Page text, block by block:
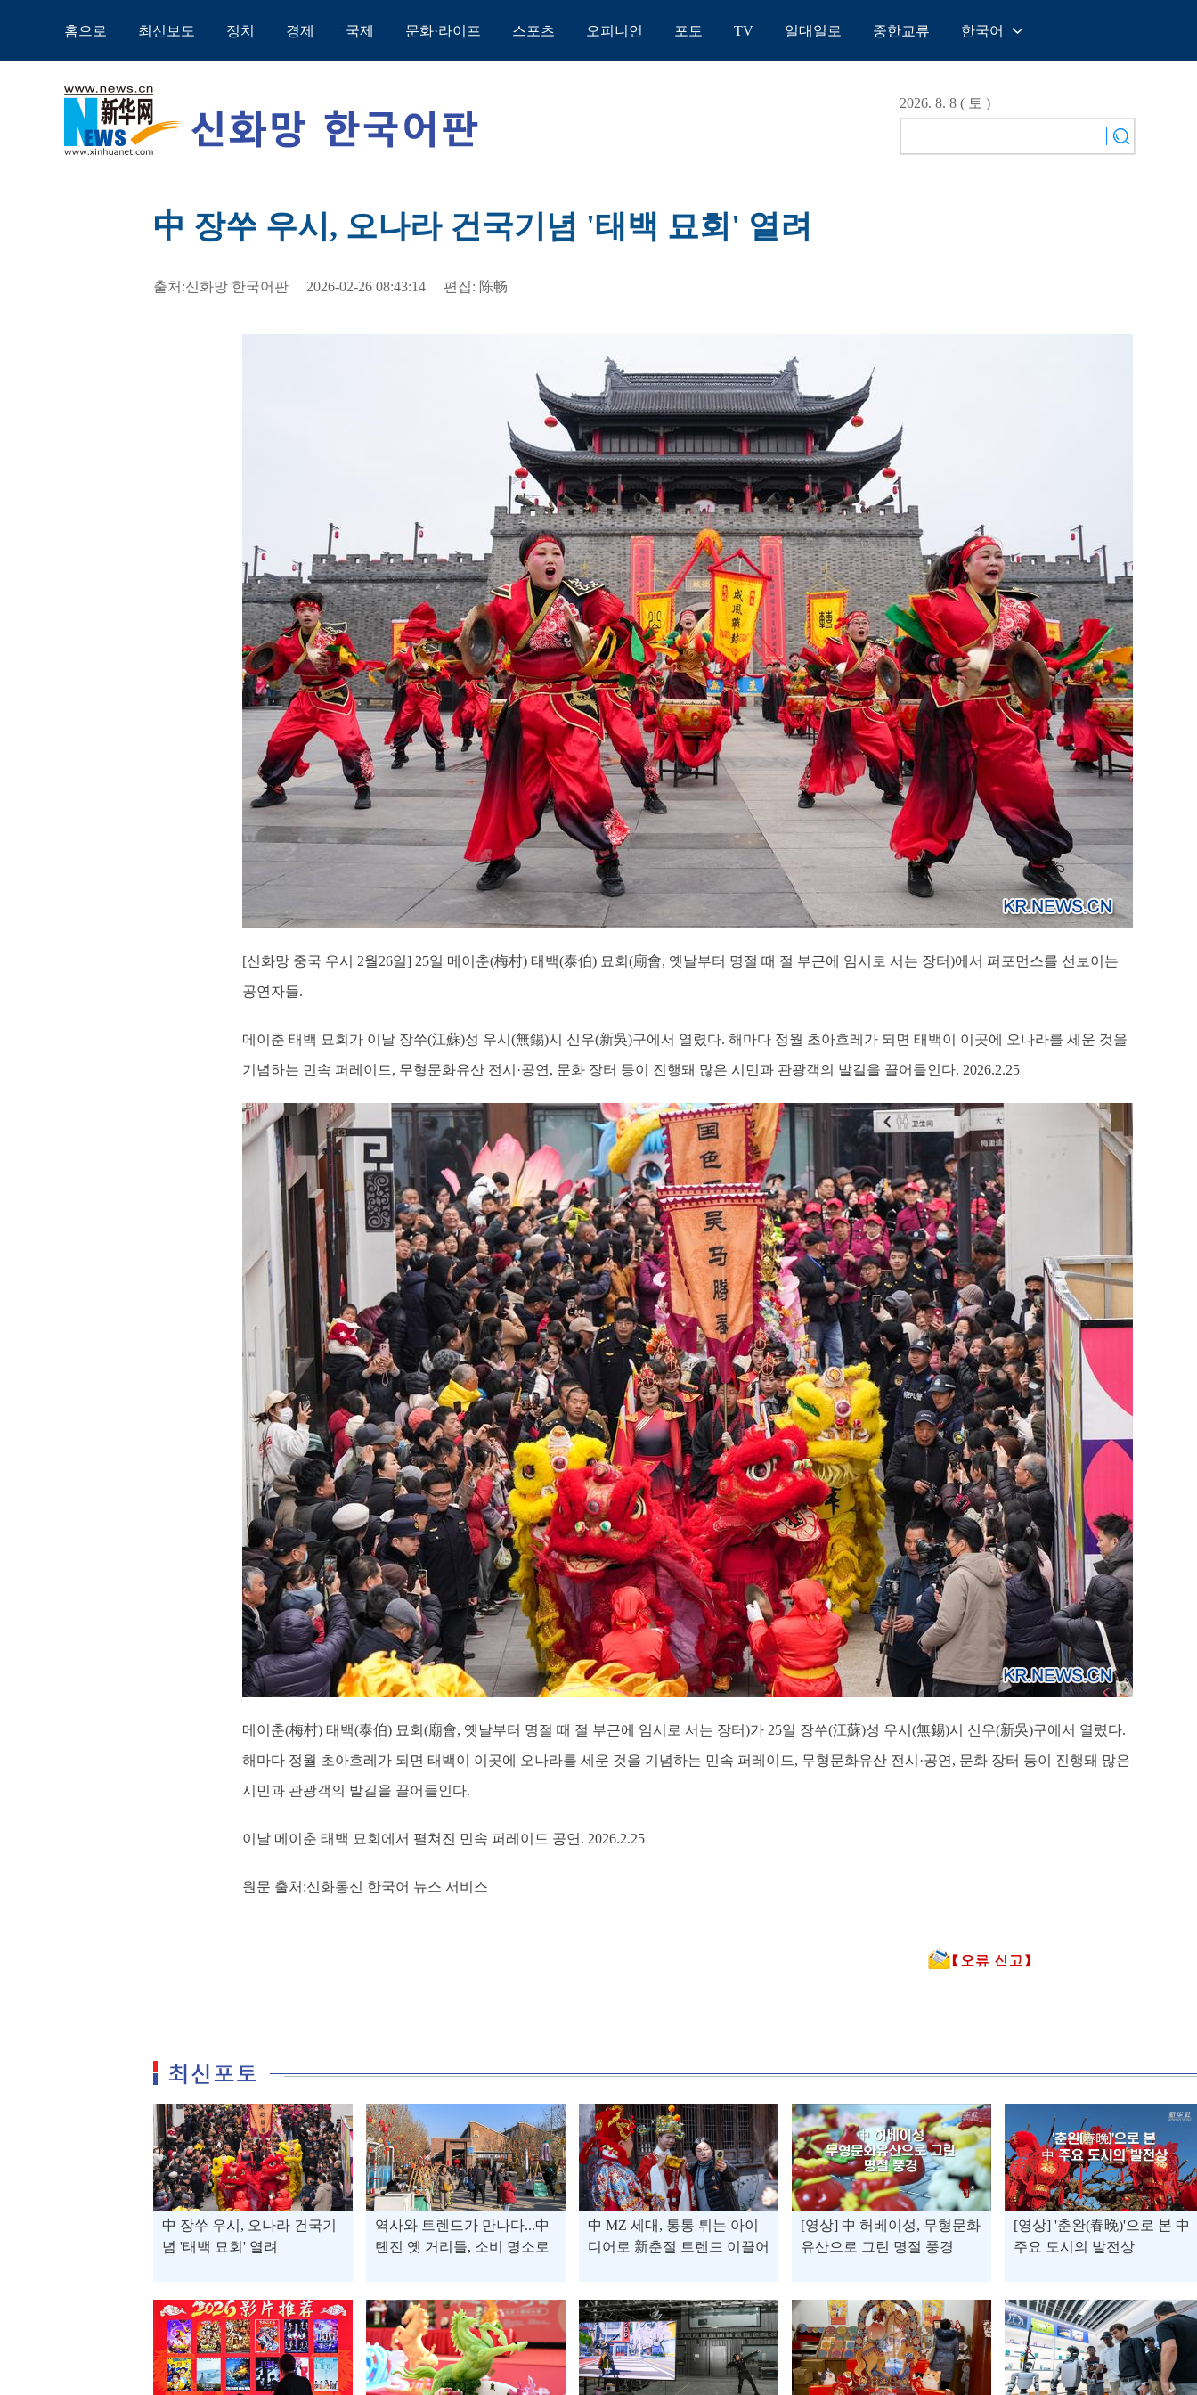
홈으로 최신보도 정치 경제 국제 문화·라이프 스포츠 오피니언 포토 TV 일대일로 중한교류 한국어
English
Español
2026. 8. 8 ( 토 )
中 장쑤 우시, 오나라 건국기념 '태백 묘회' 열려
출처:신화망 한국어판 2026-02-26 08:43:14 편집: 陈畅
[신화망 중국 우시 2월26일] 25일 메이춘(梅村) 태백(泰伯) 묘회(廟會, 옛날부터 명절 때 절 부근에 임시로 서는 장터)에서 퍼포먼스를 선보이는
공연자들.
메이춘 태백 묘회가 이날 장쑤(江蘇)성 우시(無錫)시 신우(新吳)구에서 열렸다. 해마다 정월 초아흐레가 되면 태백이 이곳에 오나라를 세운 것을
기념하는 민속 퍼레이드, 무형문화유산 전시·공연, 문화 장터 등이 진행돼 많은 시민과 관광객의 발길을 끌어들인다. 2026.2.25
메이춘(梅村) 태백(泰伯) 묘회(廟會, 옛날부터 명절 때 절 부근에 임시로 서는 장터)가 25일 장쑤(江蘇)성 우시(無錫)시 신우(新吳)구에서 열렸다.
해마다 정월 초아흐레가 되면 태백이 이곳에 오나라를 세운 것을 기념하는 민속 퍼레이드, 무형문화유산 전시·공연, 문화 장터 등이 진행돼 많은
시민과 관광객의 발길을 끌어들인다.
이날 메이춘 태백 묘회에서 펼쳐진 민속 퍼레이드 공연. 2026.2.25
원문 출처:신화통신 한국어 뉴스 서비스
中 장쑤 우시, 오나라 건국기
념 '태백 묘회' 열려
역사와 트렌드가 만나다...中
톈진 옛 거리들, 소비 명소로
中 MZ 세대, 통통 튀는 아이
디어로 新춘절 트렌드 이끌어
[영상] 中 허베이성, 무형문화
유산으로 그린 명절 풍경
[영상] '춘완(春晚)'으로 본 中
주요 도시의 발전상